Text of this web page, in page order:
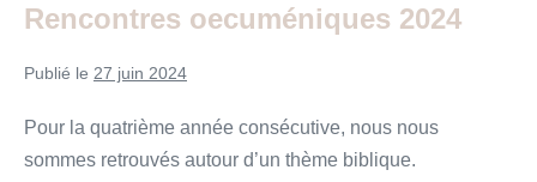
Rencontres oecuméniques 2024
Publié le 27 juin 2024
Pour la quatrième année consécutive, nous nous
sommes retrouvés autour d’un thème biblique.